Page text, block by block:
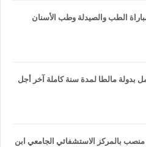
الطب والصيدلة وطب الأسنان
مالطا لمدة سنة كاملة آخر أجل
مباراة توظيف 300 منصب بالمركز الاستشفائي الجامعي ابن